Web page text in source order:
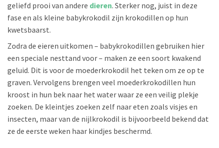
geliefd prooi van andere dieren. Sterker nog, juist in deze
fase en als kleine babykrokodil zijn krokodillen op hun
kwetsbaarst.
Zodra de eieren uitkomen – babykrokodillen gebruiken hier
een speciale nesttand voor – maken ze een soort kwakend
geluid. Dit is voor de moederkrokodil het teken om ze op te
graven. Vervolgens brengen veel moederkrokodillen hun
kroost in hun bek naar het water waar ze een veilig plekje
zoeken. De kleintjes zoeken zelf naar eten zoals visjes en
insecten, maar van de nijlkrokodil is bijvoorbeeld bekend dat
ze de eerste weken haar kindjes beschermd.